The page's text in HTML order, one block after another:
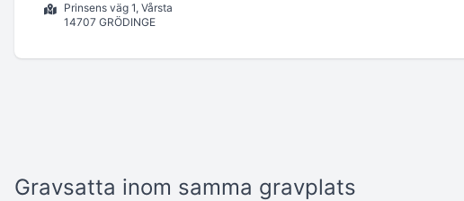
Prinsens väg 1, Vårsta
14707 GRÖDINGE
Gravsatta inom samma gravplats